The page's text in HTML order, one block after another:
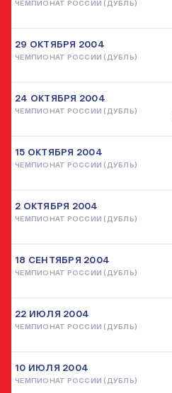
ЧЕМПИОНАТ РОССИИ (ДУБЛЬ)
29 ОКТЯБРЯ 2004
ЧЕМПИОНАТ РОССИИ (ДУБЛЬ)
24 ОКТЯБРЯ 2004
ЧЕМПИОНАТ РОССИИ (ДУБЛЬ)
15 ОКТЯБРЯ 2004
ЧЕМПИОНАТ РОССИИ (ДУБЛЬ)
2 ОКТЯБРЯ 2004
ЧЕМПИОНАТ РОССИИ (ДУБЛЬ)
18 СЕНТЯБРЯ 2004
ЧЕМПИОНАТ РОССИИ (ДУБЛЬ)
22 ИЮЛЯ 2004
ЧЕМПИОНАТ РОССИИ (ДУБЛЬ)
10 ИЮЛЯ 2004
ЧЕМПИОНАТ РОССИИ (ДУБЛЬ)